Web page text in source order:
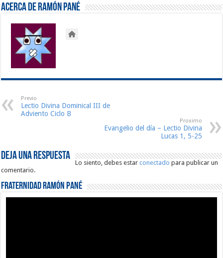
Acerca de Ramón Pané
Previo
Lectio Divina Dominical III de
Adviento Ciclo B
Proximo
Evangelio del día – Lectio Divina
Lucas 1, 5-25
Deja una respuesta
Lo siento, debes estarconectado para publicar un
comentario.
Fraternidad Ramón Pané